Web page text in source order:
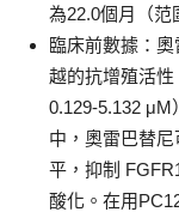
為22.0個月（范
臨床前數據 ：
越的抗增殖活性
0.129-5.132 μM
中，奧雷巴替
平，抑制
酸化。在用